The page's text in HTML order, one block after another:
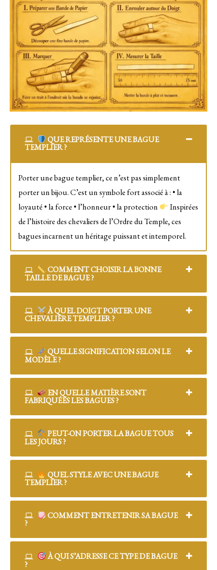
QUE REPRÉSENTE UNE BAGUE
TEMPLIER ?
Porter une bague templier, ce n’est pas simplement
porter un bijou. C’est un symbole fort associé à : • la
loyauté • la force • l’honneur • la protection
Inspirées
de l’histoire des chevaliers de l’Ordre du Temple, ces
bagues incarnent un héritage puissant et intemporel.
COMMENT CHOISIR LA BONNE
TAILLE DE BAGUE ?
À QUEL DOIGT PORTER UNE
CHEVALIÈRE TEMPLIER ?
QUELLE SIGNIFICATION SELON LE
MODÈLE ?
EN QUELLE MATIÈRE SONT
FABRIQUÉES LES BAGUES ?
PEUT-ON PORTER LA BAGUE TOUS
LES JOURS ?
QUEL STYLE AVEC UNE BAGUE
TEMPLIER ?
COMMENT ENTRETENIR SA BAGUE
?
À QUI S’ADRESSE CE TYPE DE BAGUE
?